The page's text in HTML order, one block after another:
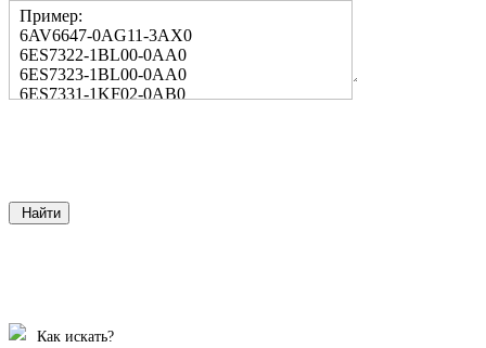
Пример:
6AV6647-0AG11-3AX0
6ES7322-1BL00-0AA0
6ES7323-1BL00-0AA0
6ES7331-1KF02-0AB0
Найти
Как искать?